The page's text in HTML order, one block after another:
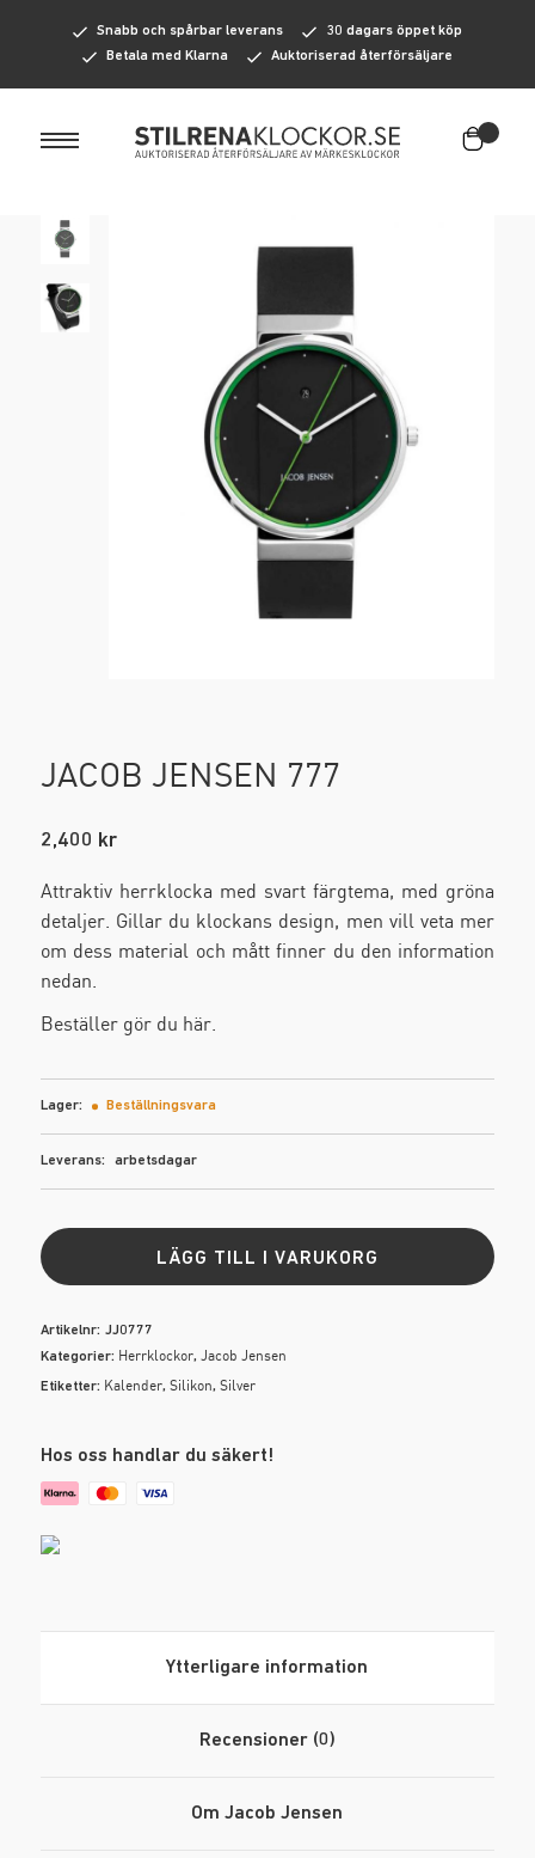
Snabb och spårbar leverans
30 dagars öppet köp
Betala med Klarna
Auktoriserad återförsäljare
Herrklockor
AMURAI
Hygge Watches
Jacob Jensen
KOMONO
Lambretta
M-S
Mondaine
Tommy Hilfiger
Accessoarer
Väskor och Plånböcker
Kampanj
JACOB JENSEN 777
2,400 kr
Attraktiv herrklocka med svart färgtema, med gröna
detaljer. Gillar du klockans design, men vill veta mer
om dess material och mått finner du den information
nedan.
Beställer gör du här.
Lager: Beställningsvara
Leverans: arbetsdagar
LÄGG TILL I VARUKORG
Artikelnr: JJ0777
Kategorier: Herrklockor, Jacob Jensen
Etiketter: Kalender, Silikon, Silver
Hos oss handlar du säkert!
Ytterligare information
Recensioner (0)
Om Jacob Jensen